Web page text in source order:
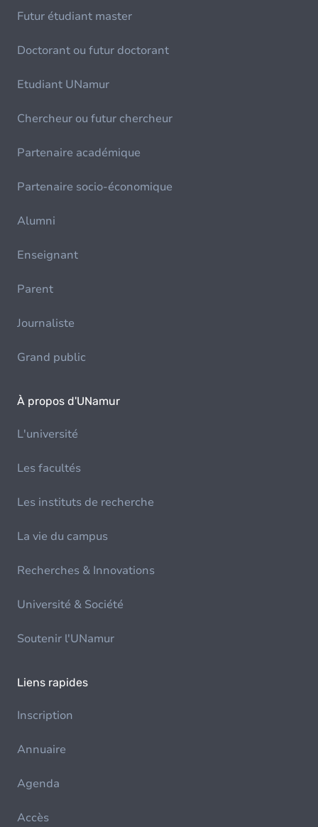
Futur étudiant master
Doctorant ou futur doctorant
Etudiant UNamur
Chercheur ou futur chercheur
Partenaire académique
Partenaire socio-économique
Alumni
Enseignant
Parent
Journaliste
Grand public
À propos d'UNamur
L'université
Les facultés
Les instituts de recherche
La vie du campus
Recherches & Innovations
Université & Société
Soutenir l'UNamur
Liens rapides
Inscription
Annuaire
Agenda
Accès